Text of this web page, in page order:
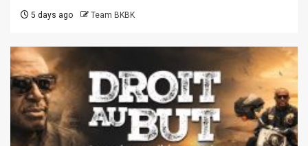
5 days ago Team BKBK